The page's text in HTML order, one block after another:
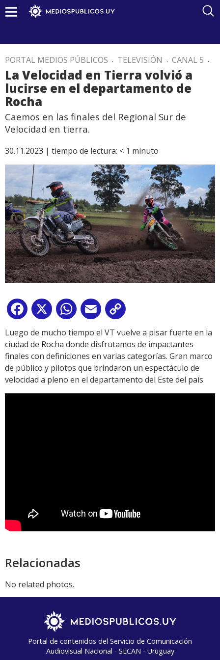
PORTAL MEDIOS PÚBLICOS . TELEVISIÓN . CANAL 5 .
La Velocidad en Tierra volvió a
lucirse en el departamento de
Rocha
Caemos en las finales del Regional Sur de
Velocidad en tierra.
30.11.2023 | tiempo de lectura: < 1 minuto
Facebook
X WhatsApp
Email
Link
Luego de mucho tiempo el VT vuelve a pisar fuerte en la
ciudad de Rocha donde disfrutamos de impactantes
finales con definiciones en varias categorías. Gran marco
de público y pilotos que brindaron un espectáculo de
velocidad a pleno en el departamento del Este del país
Relacionadas
No related photos.
Portal de contenidos del Servicio de Comunicación
Audiovisual Nacional - SECAN - Uruguay